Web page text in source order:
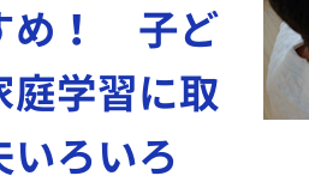
め！ 子ど
庭学習に取
いろいろ